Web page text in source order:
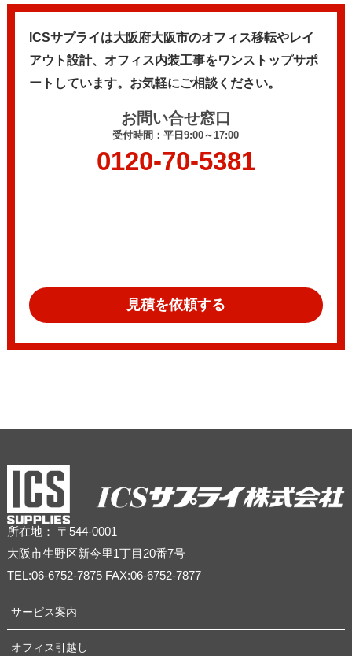
ICSサプライは大阪府大阪市のオフィス移転やレイ
アウト設計、 オフィス内装工事をワンストップサポ
ートしています。 お気軽にご相談ください。
お問い合せ窓口
受付時間：平日9:00～17:00
0120-70-5381
見積を依頼する
所在地： 〒544-0001
大阪市生野区新今里1丁目20番7号
TEL:06-6752-7875 FAX:06-6752-7877
サービス案内
オフィス引越し